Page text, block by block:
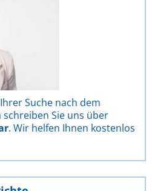
Suche nach dem
Sie uns über
. Wir helfen Ihnen kostenlos